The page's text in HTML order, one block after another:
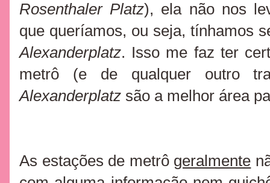
Rosenthaler Platz), ela não nos
que queríamos, ou seja, tínhamos
Alexanderplatz. Isso me faz ter
metrô (e de qualquer outro
Alexanderplatz são a melhor área
As estações de metrô geralmente